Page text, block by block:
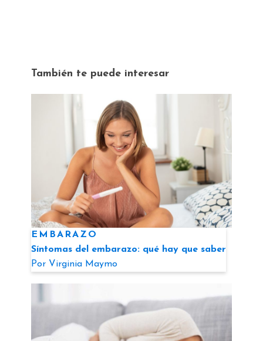
También te puede interesar
EMBARAZO
Síntomas del embarazo: qué hay que saber
Por Virginia Maymo